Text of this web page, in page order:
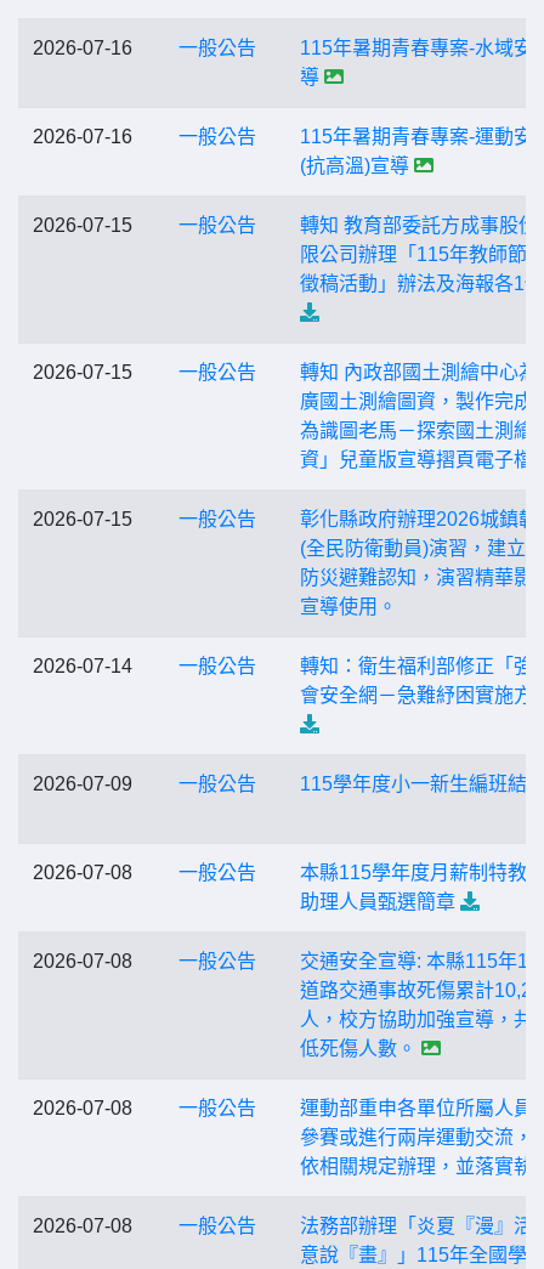
2026-07-16 一般公告
115年暑期青春專案-水域安
導
2026-07-16 一般公告
115年暑期青春專案-運動安
(抗高溫)宣導
2026-07-15 一般公告
轉知 教育部委託方成事股份
限公司辦理「115年教師節
徵稿活動」辦法及海報各1
2026-07-15 一般公告
轉知 內政部國土測繪中心為
廣國土測繪圖資，製作完成
為識圖老馬－探索國土測繪
資」兒童版宣導摺頁電子檔
2026-07-15 一般公告
彰化縣政府辦理2026城鎮韌
(全民防衛動員)演習，建立
防災避難認知，演習精華影
宣導使用。
2026-07-14 一般公告
轉知：衛生福利部修正「強
會安全網－急難紓困實施方
2026-07-09 一般公告 115學年度小一新生編班結
2026-07-08 一般公告
本縣115學年度月薪制特教
助理人員甄選簡章
2026-07-08 一般公告
交通安全宣導: 本縣115年1-
道路交通事故死傷累計
人，校方協助加強宣導，共
低死傷人數。
2026-07-08 一般公告
運動部重申各單位所屬人員
參賽或進行兩岸運動交流，
依相關規定辦理，並落實執
2026-07-08 一般公告
法務部辦理「炎夏『漫』活
意說『畫』」115年全國學